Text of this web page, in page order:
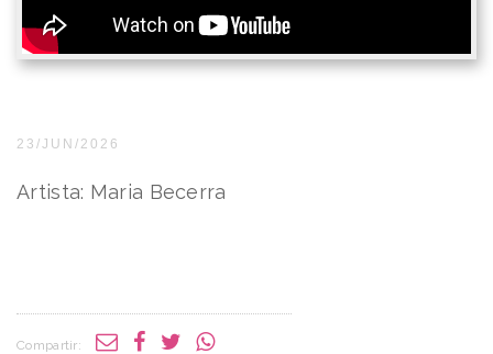
23/JUN/2026
Artista: Maria Becerra
Compartir: